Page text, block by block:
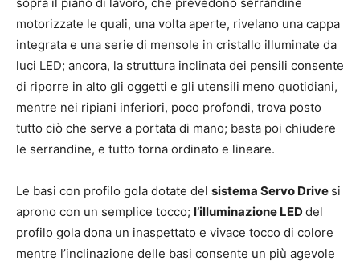
motorizzate le quali, una volta aperte, rivelano una cappa
integrata e una serie di mensole in cristallo illuminate da
luci LED; ancora, la struttura inclinata dei pensili consente
di riporre in alto gli oggetti e gli utensili meno quotidiani,
mentre nei ripiani inferiori, poco profondi, trova posto
tutto ciò che serve a portata di mano; basta poi chiudere
le serrandine, e tutto torna ordinato e lineare.
Le basi con profilo gola dotate del sistema Servo Drive si
aprono con un semplice tocco; l’illuminazione LED del
profilo gola dona un inaspettato e vivace tocco di colore
mentre l’inclinazione delle basi consente un più agevole